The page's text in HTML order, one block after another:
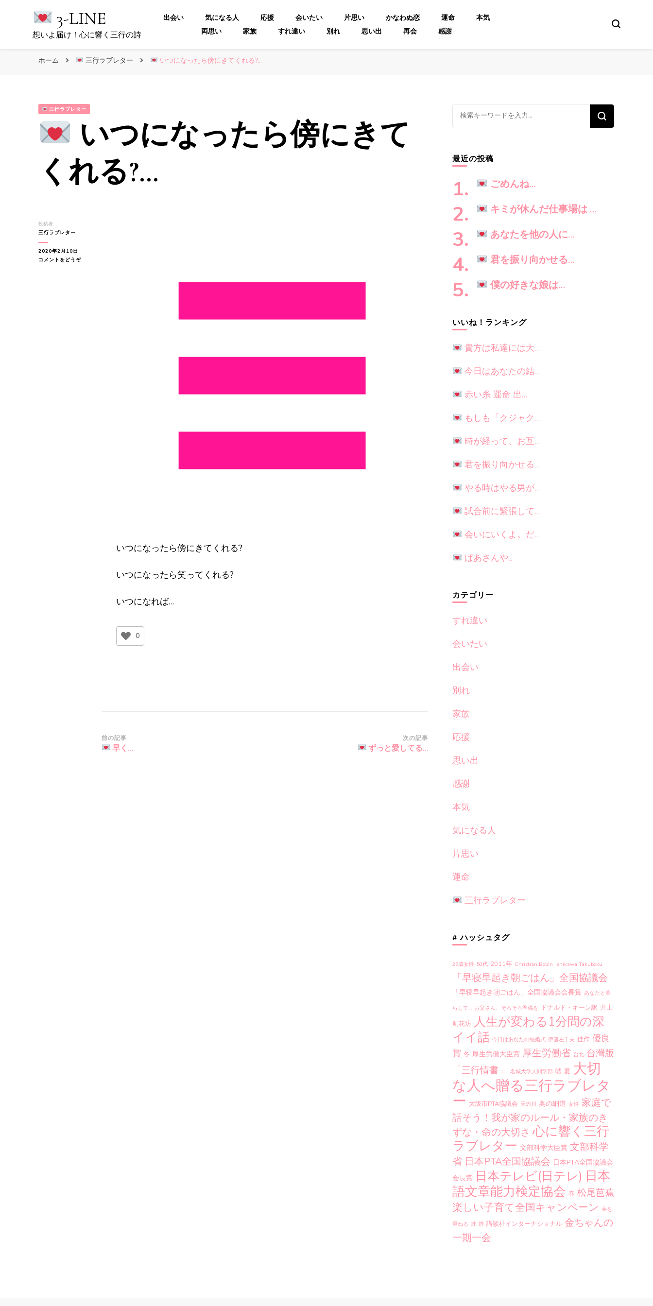
3-LINE
想いよ届け！心に響く三行の詩
出会い 気になる人 応援 会いたい 片思い かなわぬ恋 運命
本気
両思い
家族 すれ違い 別れ 思い出 再会 感謝
ホーム 三行ラブレター いつになったら傍にきてくれる?…
三行ラブレター
いつになったら傍にきて
くれる?…
投稿者:
三行ラブレター
2020年2月10日
コメントをどうぞ(
いつになったら傍にきてくれる?
いつになったら笑ってくれる?
いつになれば…
0
投
稿
前の記事
早く…
次の記事
ずっと愛してる…
な
に
お
探
し
で
す
か
?
最近の投稿
ごめんね…
キミが休んだ仕事場は …
あなたを他の人に…
君を振り向かせる…
僕の好きな娘は…
いいね！ランキング
貴方は私達には大…
今日はあなたの結…
赤い糸 運命 出…
もしも「クジャク…
時が経って、お互…
君を振り向かせる…
やる時はやる男が…
試合前に緊張して…
会いにいくよ。だ…
ばあさんや...
カテゴリー
すれ違い
会いたい
出会い
別れ
家族
応援
思い出
感謝
本気
気になる人
片思い
運命
三行ラブレター
# ハッシュタグ
25歳女性 50代 2011年 Christian Bobin Ishikawa Takuboku
「早寝早起き朝ごはん」全国協議会
「早寝早起き朝ごはん」全国協議会会長賞 あなたと暮
らして… お父さん、そろそろ準備を ドナルド・キーン訳 井上
剣花坊 人生が変わる1分間の深
イイ話 今日はあなたの結婚式 伊藤左千夫 佳作 優良
賞 冬 厚生労働大臣賞 厚生労働省 台北 台灣版
「三行情書」
名城大学人間学部 嘘 夏 大切
な人へ贈る三行ラブレタ
ー 大阪市PTA協議会 天の川 奥の細道 女性 家庭で
話そう！我が家のルール・家族のき
ずな・命の大切さ 心に響く三行
ラブレター 文部科学大臣賞 文部科学
省 日本PTA全国協議会 日本PTA全国協議会
会長賞 日本テレビ(日テレ) 日本
語文章能力検定協会 春 松尾芭蕉
楽しい子育て全国キャンペーン 美を
重ねる 蛙 蝉 講談社インターナショナル 金ちゃんの
一期一会